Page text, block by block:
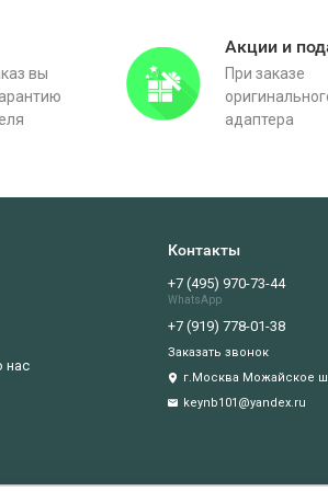
вы
Акции и
При заказе
адаптера
нас
Контакты
+7 (495) 970-73-44
WhatsApp
+7 (919) 778-01-38
Заказать звонок
г.Москва Можайское ш.
keynb101@yandex.ru